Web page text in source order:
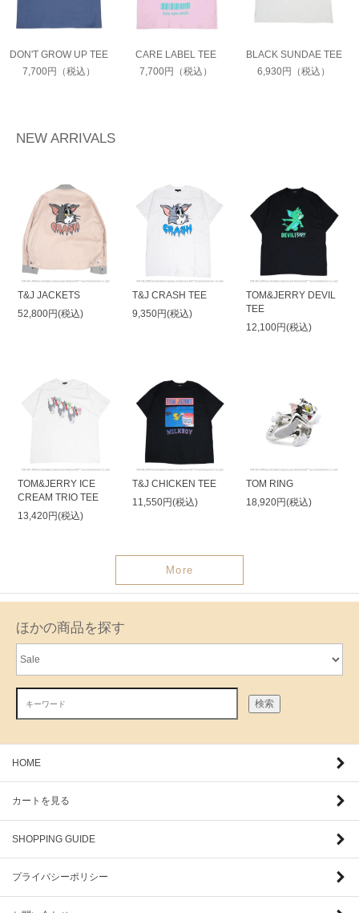
DON'T GROW UP TEE
7,700円（税込）
CARE LABEL TEE
7,700円（税込）
BLACK SUNDAE TEE
6,930円（税込）
NEW ARRIVALS
T&J JACKETS
52,800円(税込)
T&J CRASH TEE
9,350円(税込)
TOM&JERRY DEVIL
TEE
12,100円(税込)
TOM&JERRY ICE
CREAM TRIO TEE
13,420円(税込)
T&J CHICKEN TEE
11,550円(税込)
TOM RING
18,920円(税込)
More
ほかの商品を探す
検索
HOME
カートを見る
SHOPPING GUIDE
プライバシーポリシー